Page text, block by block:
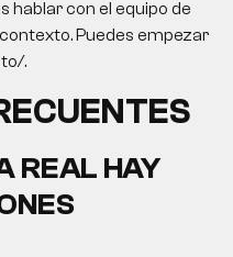
hablar con el equipo de
Puedes empezar
.
REAL HAY